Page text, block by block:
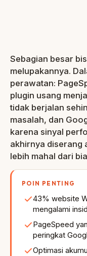
Sebagian besar
melupakannya.
perawatan:
plugin usang
tidak berjalan
masalah, dan
karena sinyal
akhirnya diserang
lebih mahal dari
POIN PENTING
43% website
mengalami
PageSpeed
peringkat
Optimasi